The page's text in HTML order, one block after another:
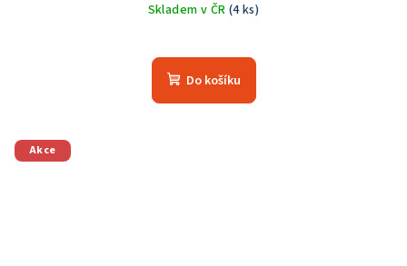
Skladem v ČR (4 ks)
Do košíku
Akce